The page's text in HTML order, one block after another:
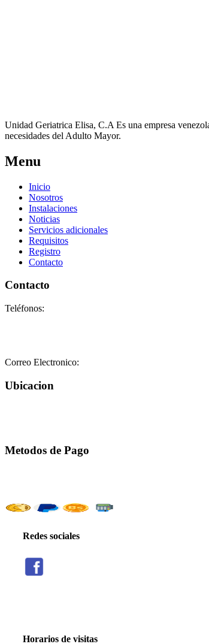
Unidad Geriatrica Elisa, C.A Es una empresa
necesidades del Adulto Mayor.
Menu
Inicio
Nosotros
Instalaciones
Noticias
Servicios adicionales
Requisitos
Registro
Contacto
Contacto
Teléfonos:
Correo Electronico:
Ubicacion
Metodos de Pago
Redes sociales
Horarios de visitas